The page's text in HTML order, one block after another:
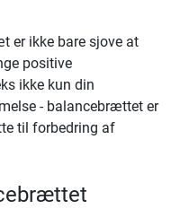
er ikke bare sjove at
positive
ikke kun din
- balancebrættet er
til forbedring af